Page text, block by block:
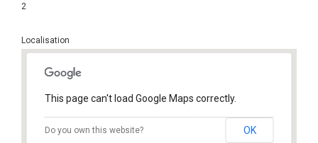
2
Localisation
This page can't load Google Maps correctly.
Do you own this website? OK